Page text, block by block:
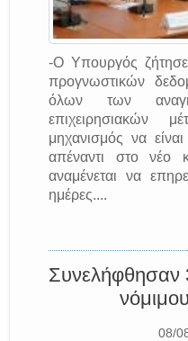
-Ο Υπουργός
προγνωστικών
όλων των
επιχειρησιακών
μηχανισμός να
απέναντι στο νέο
αναμένεται να
ημέρες....
Συνελήφθησαν
08/